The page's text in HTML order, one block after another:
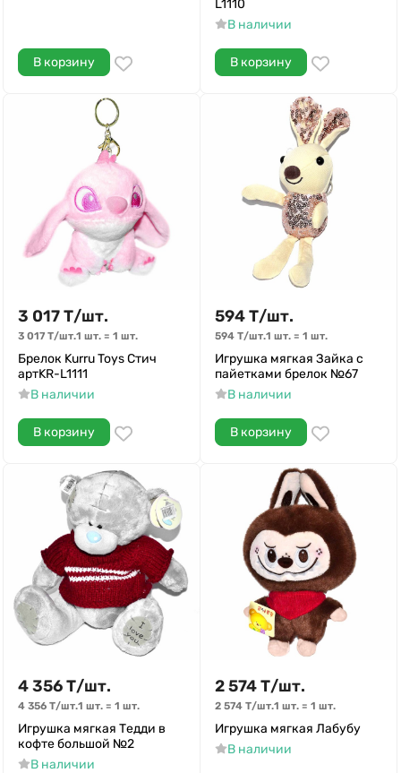
В корзину
L1110
В наличии
В корзину
3 017Т/шт.
3 017 Т/шт.1 шт. = 1 шт.
Брелок Kurru Toys Стич
артKR-L1111
В наличии
В корзину
594Т/шт.
594 Т/шт.1 шт. = 1 шт.
Игрушка мягкая Зайка с
пайетками брелок №67
В наличии
В корзину
4 356Т/шт.
4 356 Т/шт.1 шт. = 1 шт.
Игрушка мягкая Тедди в
кофте большой №2
В наличии
2 574Т/шт.
2 574 Т/шт.1 шт. = 1 шт.
Игрушка мягкая Лабубу
В наличии